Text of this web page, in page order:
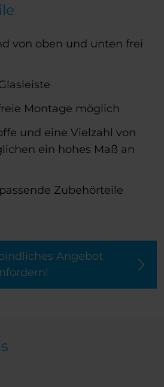
von oben und unten frei
Montage möglich
und eine Vielzahl von
ein hohes Maß an
Zubehörteile
Angebot